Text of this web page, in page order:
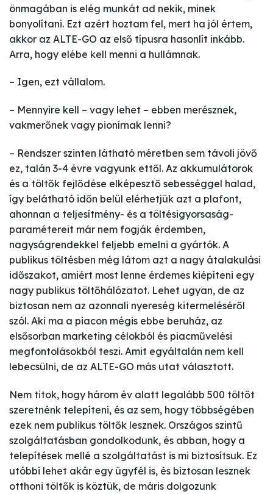
önmagában is elég munkát ad nekik, minek
bonyolítani. Ezt azért hoztam fel, mert ha jól értem,
akkor az ALTE-GO az első típusra hasonlít inkább.
Arra, hogy elébe kell menni a hullámnak.
– Igen, ezt vállalom.
– Mennyire kell – vagy lehet – ebben merésznek,
vakmerőnek vagy pionírnak lenni?
– Rendszer szinten látható méretben sem távoli jövő
ez, talán 3-4 évre vagyunk ettől. Az akkumulátorok
és a töltők fejlődése elképesztő sebességgel halad,
így belátható időn belül elérhetjük azt a plafont,
ahonnan a teljesítmény- és a töltésigyorsaság-
paramétereit már nem fogják érdemben,
nagyságrendekkel feljebb emelni a gyártók. A
publikus töltésben még látom azt a nagy átalakulási
időszakot, amiért most lenne érdemes kiépíteni egy
nagy publikus töltőhálózatot. Lehet ugyan, de az
biztosan nem az azonnali nyereség kitermeléséről
szól. Aki ma a piacon mégis ebbe beruház, az
elsősorban marketing célokból és piacművelési
megfontolásokból teszi. Amit egyáltalán nem kell
lebecsülni, de az ALTE-GO más utat választott.
Nem titok, hogy három év alatt legalább 500 töltőt
szeretnénk telepíteni, és az sem, hogy többségében
ezek nem publikus töltők lesznek. Országos szintű
szolgáltatásban gondolkodunk, és abban, hogy a
telepítések mellé a szolgáltatást is mi biztosítsuk. Ez
utóbbi lehet akár egy ügyfél is, és biztosan lesznek
otthoni töltők is köztük, de máris dolgozunk